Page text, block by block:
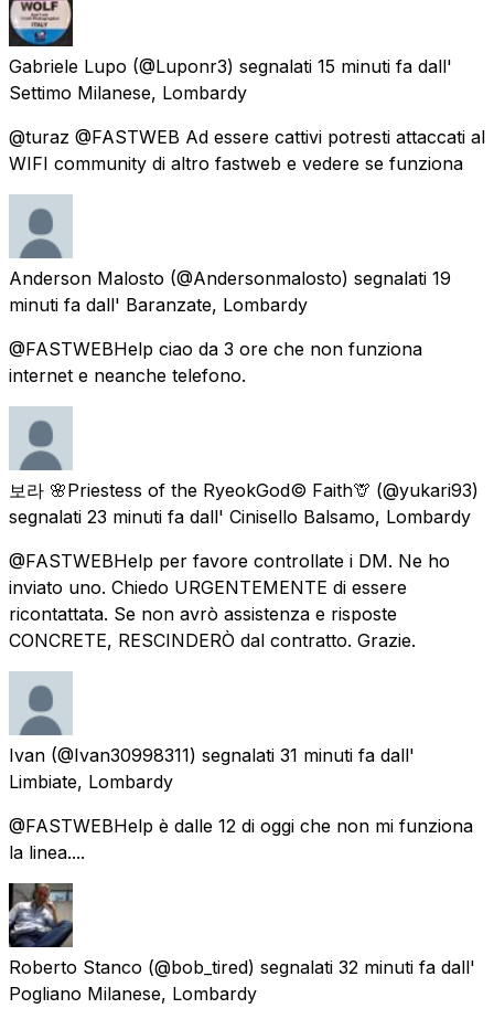
Gabriele Lupo (@Luponr3) segnalati 15 minuti fa dall'
Settimo Milanese, Lombardy
@turaz @FASTWEB Ad essere cattivi potresti attaccati al
WIFI community di altro fastweb e vedere se funziona
Anderson Malosto (@Andersonmalosto) segnalati 19
minuti fa dall' Baranzate, Lombardy
@FASTWEBHelp ciao da 3 ore che non funziona
internet e neanche telefono.
보라 🌸Priestess of the RyeokGod© Faith🦒 (@yukari93)
segnalati 23 minuti fa dall' Cinisello Balsamo, Lombardy
@FASTWEBHelp per favore controllate i DM. Ne ho
inviato uno. Chiedo URGENTEMENTE di essere
ricontattata. Se non avrò assistenza e risposte
CONCRETE, RESCINDERÒ dal contratto. Grazie.
Ivan (@Ivan30998311) segnalati 31 minuti fa dall'
Limbiate, Lombardy
@FASTWEBHelp è dalle 12 di oggi che non mi funziona
la linea....
Roberto Stanco (@bob_tired) segnalati 32 minuti fa dall'
Pogliano Milanese, Lombardy